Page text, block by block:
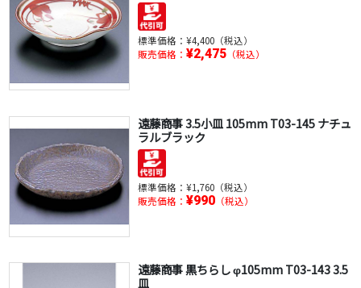
標準価格： ¥4,400（税込）
販売価格： ¥2,475（税込）
遠藤商事 3.5小皿 105mm T03-145 ナチュ
ラルブラック
標準価格： ¥1,760（税込）
販売価格： ¥990（税込）
遠藤商事 黒ちらし φ105mm T03-143 3.5
皿